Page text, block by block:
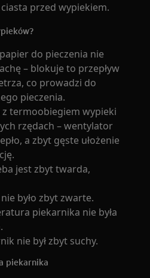
przed wypiekiem.
do pieczenia nie
– blokuje to przepływ
co prowadzi do
pieczenia.
termoobiegiem wypieki
rzędach – wentylator
a zbyt gęste ułożenie
jest zbyt twarda,
było zbyt zwarte.
piekarnika nie była
nie był zbyt suchy.
piekarnika